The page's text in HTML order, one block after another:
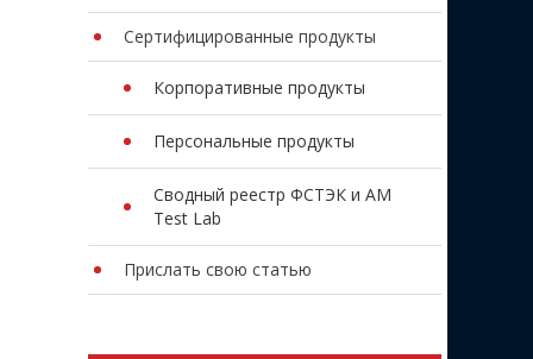
Сертифицированные продукты
Корпоративные продукты
Персональные продукты
Сводный реестр ФСТЭК и AM
Test Lab
Прислать свою статью